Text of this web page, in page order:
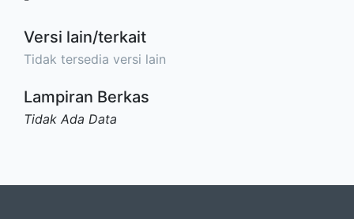
Versi lain/terkait
Tidak tersedia versi lain
Lampiran Berkas
Tidak Ada Data